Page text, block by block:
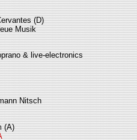
(D)
Musik
& live-electronics
Nitsch
(A)